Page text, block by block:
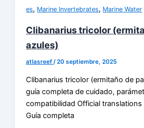
es, Marine Invertebrates, Marine Water
Clibanarius tricolor
azules)
atlasreef/20 septiembre, 2025
Clibanarius tricolor (ermitaño de
guía completa de cuidado,
compatibilidad Official translations
Guía completa